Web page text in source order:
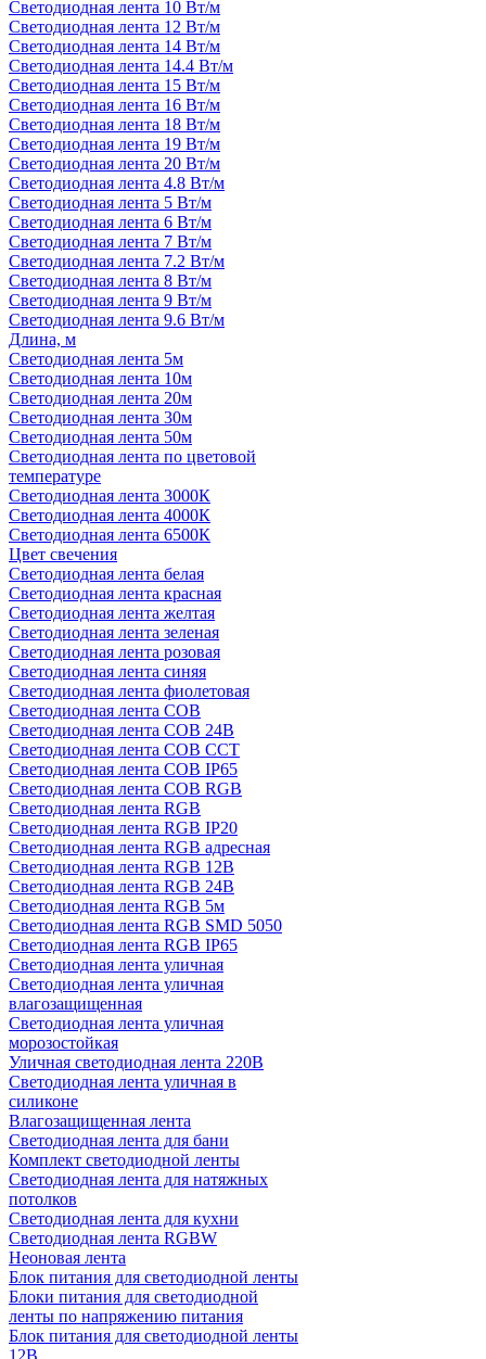
Светодиодная лента 10 Вт/м
Светодиодная лента 12 Вт/м
Светодиодная лента 14 Вт/м
Светодиодная лента 14.4 Вт/м
Светодиодная лента 15 Вт/м
Светодиодная лента 16 Вт/м
Светодиодная лента 18 Вт/м
Светодиодная лента 19 Вт/м
Светодиодная лента 20 Вт/м
Светодиодная лента 4.8 Вт/м
Светодиодная лента 5 Вт/м
Светодиодная лента 6 Вт/м
Светодиодная лента 7 Вт/м
Светодиодная лента 7.2 Вт/м
Светодиодная лента 8 Вт/м
Светодиодная лента 9 Вт/м
Светодиодная лента 9.6 Вт/м
Длина, м
Светодиодная лента 5м
Светодиодная лента 10м
Светодиодная лента 20м
Светодиодная лента 30м
Светодиодная лента 50м
Светодиодная лента по цветовой
температуре
Светодиодная лента 3000К
Светодиодная лента 4000К
Светодиодная лента 6500К
Цвет свечения
Светодиодная лента белая
Светодиодная лента красная
Светодиодная лента желтая
Светодиодная лента зеленая
Светодиодная лента розовая
Светодиодная лента синяя
Светодиодная лента фиолетовая
Светодиодная лента COB
Светодиодная лента COB 24В
Светодиодная лента COB CCT
Светодиодная лента COB IP65
Светодиодная лента COB RGB
Светодиодная лента RGB
Светодиодная лента RGB IP20
Светодиодная лента RGB адресная
Светодиодная лента RGB 12В
Светодиодная лента RGB 24В
Светодиодная лента RGB 5м
Светодиодная лента RGB SMD 5050
Светодиодная лента RGB IP65
Светодиодная лента уличная
Светодиодная лента уличная
влагозащищенная
Светодиодная лента уличная
морозостойкая
Уличная светодиодная лента 220В
Светодиодная лента уличная в
силиконе
Влагозащищенная лента
Светодиодная лента для бани
Комплект светодиодной ленты
Светодиодная лента для натяжных
потолков
Светодиодная лента для кухни
Светодиодная лента RGBW
Неоновая лента
Блок питания для светодиодной ленты
Блоки питания для светодиодной
ленты по напряжению питания
Блок питания для светодиодной ленты
12В